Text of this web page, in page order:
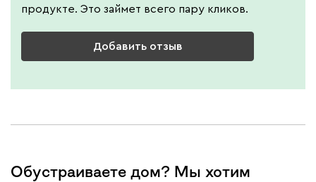
продукте. Это займет всего пару кликов.
Добавить отзыв
Обустраиваете дом? Мы хотим